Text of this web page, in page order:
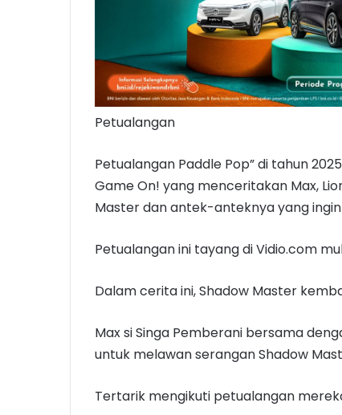
Petualangan
Petualangan Paddle Pop” di tahun
Game On! yang menceritakan Max,
Master dan antek-anteknya yang
Petualangan ini tayang di Vidio.com
Dalam cerita ini, Shadow Master
Max si Singa Pemberani bersama
untuk melawan serangan Shadow
Tertarik mengikuti petualangan